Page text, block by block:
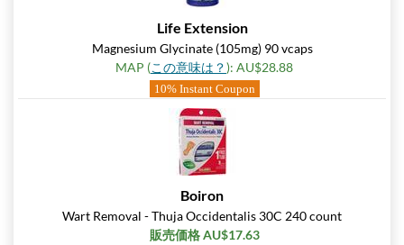
販売価格: AU$10.41
ディスカウント％ 7%
カートに入れる »
Real Lemon - Pouch 2 oz
販売価格: AU$10.41
ディスカウント％ 7%
Real Orange Cream -
Pouch 2 oz
Life Extension
Magnesium Glycinate (105mg) 90 vcaps
MAP (この意味は？): AU$28.88
10% Instant Coupon
Boiron
Wart Removal - Thuja Occidentalis 30C 240 count
販売価格 AU$17.63